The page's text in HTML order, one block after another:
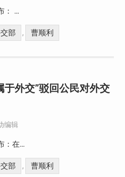
： …
部 , 曹顺利
于外交”驳回公民对外交
编辑
：在…
部 , 曹顺利